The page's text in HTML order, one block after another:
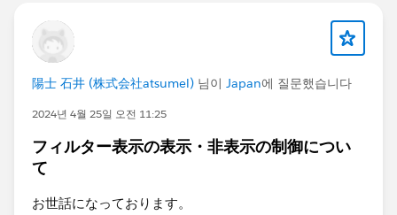
陽士 石井 (株式会社atsumel) 님이 Japan에 질문했습니다
2024년 4월 25일 오전 11:25
フィルター表示の表示・非表示の制御につい
て
お世話になっております。